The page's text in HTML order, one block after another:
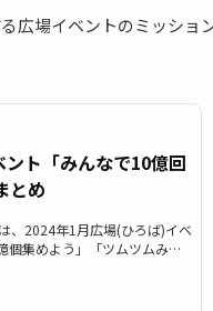
広場イベントのミッショ
ント「みんなで10億回
とめ
、2024年1月広場(ひろば)イベ
個集めよう」「ツムツムみん